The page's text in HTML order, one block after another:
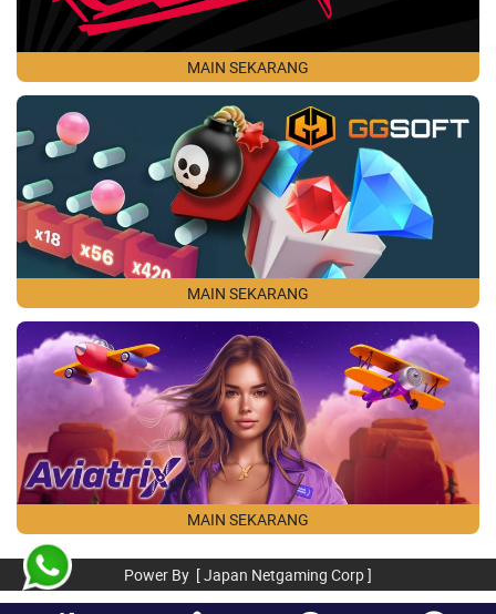
MAIN SEKARANG
MAIN SEKARANG
MAIN SEKARANG
Power By [ Japan Netgaming Corp ]